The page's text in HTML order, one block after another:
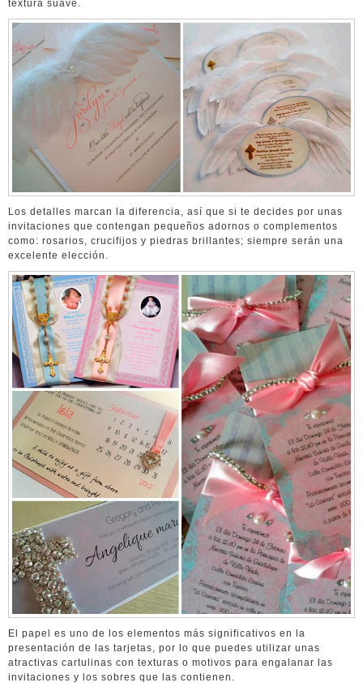
textura suave.
Los detalles marcan la diferencia, así que si te decides por unas
invitaciones que contengan pequeños adornos o complementos
como: rosarios, crucifijos y piedras brillantes; siempre serán una
excelente elección.
El papel es uno de los elementos más significativos en la
presentación de las tarjetas, por lo que puedes utilizar unas
atractivas cartulinas con texturas o motivos para engalanar las
invitaciones y los sobres que las contienen.